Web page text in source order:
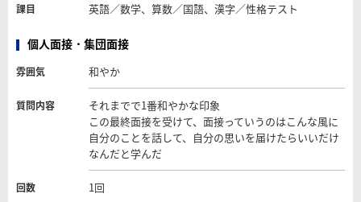
課目 英語／数学、算数／国語、漢字／性格テスト
個人面接・集団面接
雰囲気 和やか
質問内容
それまでで1番和やかな印象
この最終面接を受けて、面接っていうのはこんな風に
自分のことを話して、自分の思いを届けたらいいだけ
なんだと学んだ
回数 1回